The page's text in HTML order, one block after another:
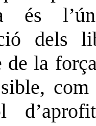
és
dels
de la